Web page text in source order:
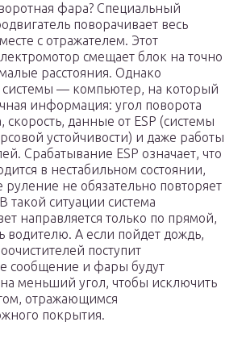
фара? Специальный
поворачивает весь
с отражателем. Этот
смещает блок на точно
расстояния. Однако
системы — компьютер, на который
информация: угол поворота
скорость, данные от ESP (системы
устойчивости) и даже работы
Срабатывание ESP означает, что
в нестабильном состоянии,
руление не обязательно повторяет
такой ситуации система
направляется только по прямой,
водителю. А если пойдет дождь,
поступит
сообщение и фары будут
на меньший угол, чтобы исключить
отражающимся
покрытия.